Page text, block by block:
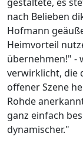
nach Belieben
Hofmann
Heimvorteil
übernehmen!" -
verwirklicht, die
offener Szene
Rohde
ganz einfach
dynamischer."